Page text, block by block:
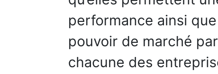
performance ainsi
pouvoir de marché
chacune des